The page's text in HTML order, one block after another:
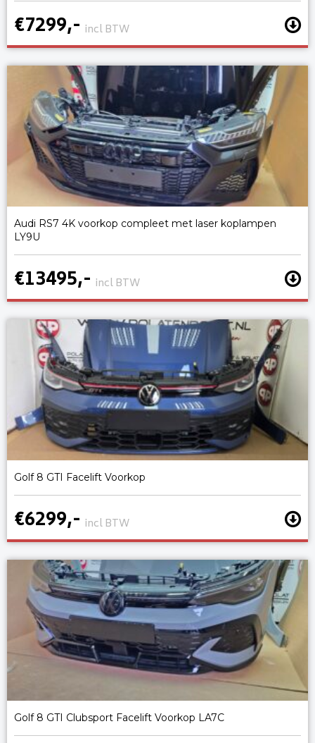
€7299,- incl BTW
Audi RS7 4K voorkop compleet met laser koplampen
LY9U
€13495,- incl BTW
Golf 8 GTI Facelift Voorkop
€6299,- incl BTW
Golf 8 GTI Clubsport Facelift Voorkop LA7C